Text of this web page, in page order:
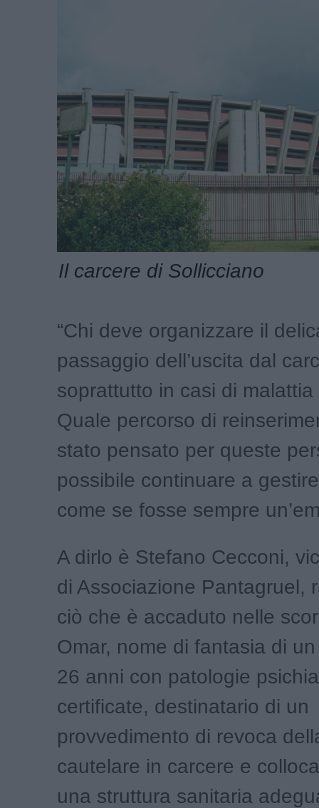
Il carcere di Sollicciano
“Chi deve organizzare il
passaggio dell’uscita dal
soprattutto in casi di
Quale percorso di
stato pensato per queste
possibile continuare a
come se fosse sempre
A dirlo è Stefano Cecconi,
di Associazione Pantagruel,
ciò che è accaduto nelle
Omar, nome di fantasia di
26 anni con patologie
certificate, destinatario di un
provvedimento di revoca
cautelare in carcere e
una struttura sanitaria